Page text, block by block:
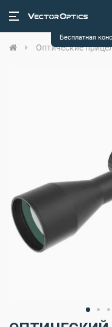
Оптические
Бесплатная